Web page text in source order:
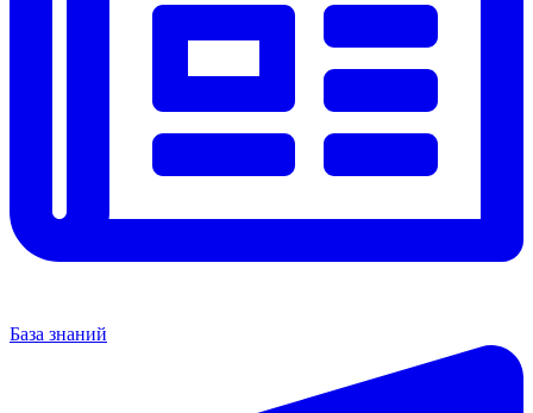
База знаний